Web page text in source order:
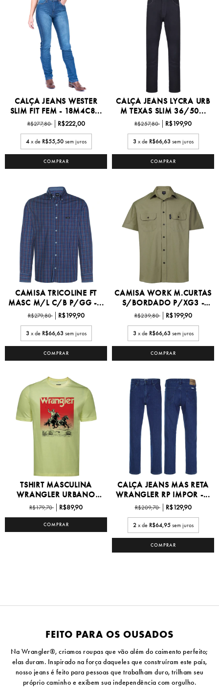
CALÇA JEANS WESTER
SLIM FIT FEM - 18M4C8...
R$277,80 R$222,00
4 x de R$55,50 sem juros
COMPRAR
CALÇA JEANS LYCRA URB
M TEXAS SLIM 36/50...
R$257,80 R$199,90
3 x de R$66,63 sem juros
COMPRAR
CAMISA TRICOLINE FT
MASC M/L C/B P/GG -...
R$279,80 R$199,90
3 x de R$66,63 sem juros
COMPRAR
CAMISA WORK M.CURTAS
S/BORDADO P/XG3 -
W...
R$239,80 R$199,90
3 x de R$66,63 sem juros
COMPRAR
TSHIRT MASCULINA
WRANGLER URBANO
P/GG -...
R$179,70 R$89,90
COMPRAR
CALÇA JEANS MAS RETA
WRANGLER RP IMPOR -...
R$209,70 R$129,90
2 x de R$64,95 sem juros
COMPRAR
FEITO PARA OS OUSADOS
Na Wrangler®, criamos roupas que vão além do caimento perfeito;
elas duram. Inspirado na força daqueles que construíram este país,
nosso jeans é feito para pessoas que trabalham duro, trilham seu
próprio caminho e exibem sua independência com orgulho.